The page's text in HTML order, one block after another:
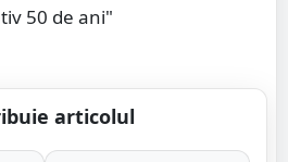
50 de ani"
articolul